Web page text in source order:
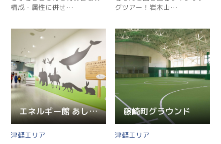
構成・属性に併せ…
グツアー！岩⽊⼭…
エネルギー館 あしたをおもう森
津軽
藤崎町グラウンド
津軽